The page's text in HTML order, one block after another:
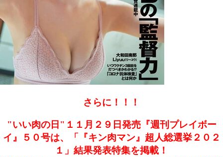
さらに！！！
"いい肉の日"１１月２９日発売『週刊プレイボー
イ』５０号は、「『キン肉マン』超人総選挙２０２
１」結果発表特集を掲載！